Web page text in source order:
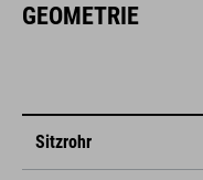
GEOMETRIE
Sitzrohr